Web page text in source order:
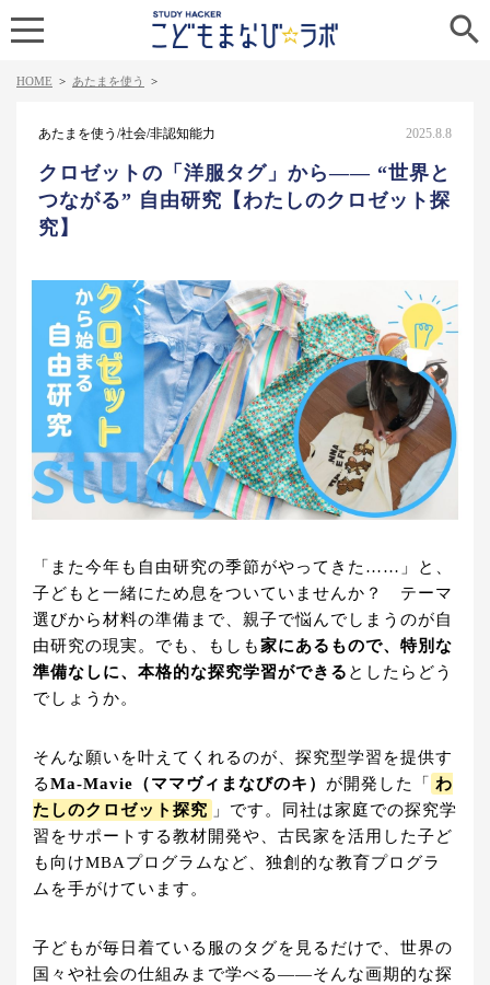

HOME > あたまを使う >
あたまを使う/社会/非認知能力 2025.8.8
クロゼットの「洋服タグ」から—— “世界と
つながる” 自由研究【わたしのクロゼット探
究】
「また今年も自由研究の季節がやってきた……」と、
子どもと一緒にため息をついていませんか？ テーマ
選びから材料の準備まで、親子で悩んでしまうのが自
由研究の現実。でも、もしも家にあるもので、特別な
準備なしに、本格的な探究学習ができる としたらどう
でしょうか。
そんな願いを叶えてくれるのが、探究型学習を提供す
るMa-Mavie（ママヴィまなびのキ） が開発した「
わ
たしのクロゼット探究
」です。同社は家庭での探究学
習をサポートする教材開発や、古民家を活用した子ど
も向けMBAプログラムなど、独創的な教育プログラ
ムを手がけています。
子どもが毎日着ている服のタグを見るだけで、世界の
国々や社会の仕組みまで学べる——そんな画期的な探